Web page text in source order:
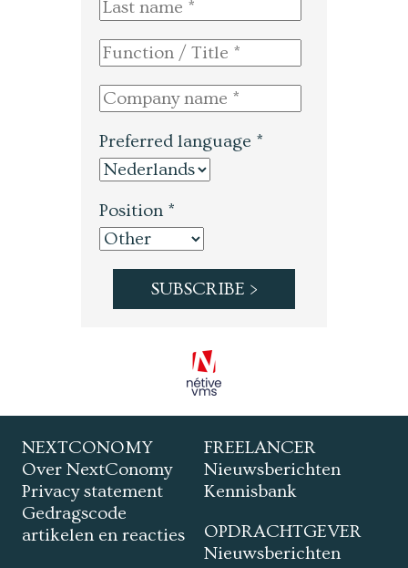
Preferred language *
Position *
NEXTCONOMY
Over NextConomy
Privacy statement
Gedragscode
artikelen en reacties
FREELANCER
Nieuwsberichten
Kennisbank
OPDRACHTGEVER
Nieuwsberichten